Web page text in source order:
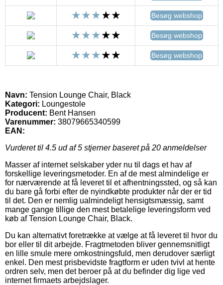
Besøg webshop
Besøg webshop
Besøg webshop
Navn: Tension Lounge Chair, Black
Kategori: Loungestole
Producent: Bent Hansen
Varenummer: 38079665340599
EAN:
Vurderet til 4.5 ud af 5 stjerner baseret på 20 anmeldelser
Masser af internet selskaber yder nu til dags et hav af
forskellige leveringsmetoder. En af de mest almindelige er
for nærværende at få leveret til et afhentningssted, og så kan
du bare gå forbi efter de nyindkøbte produkter når der er tid
til det. Den er nemlig ualmindeligt hensigtsmæssig, samt
mange gange tillige den mest betalelige leveringsform ved
køb af Tension Lounge Chair, Black.
Du kan alternativt foretrække at vælge at få leveret til hvor du
bor eller til dit arbejde. Fragtmetoden bliver gennemsnitligt
en lille smule mere omkostningsfuld, men derudover særligt
enkel. Den mest prisbevidste fragtform er uden tvivl at hente
ordren selv, men det beroer på at du befinder dig lige ved
internet firmaets arbejdslager.